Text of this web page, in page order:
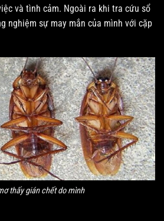
và tình cảm. Ngoài ra khi tra cứu sổ
nghiệm sự may mắn của mình với cặp
thấy gián chết do mình